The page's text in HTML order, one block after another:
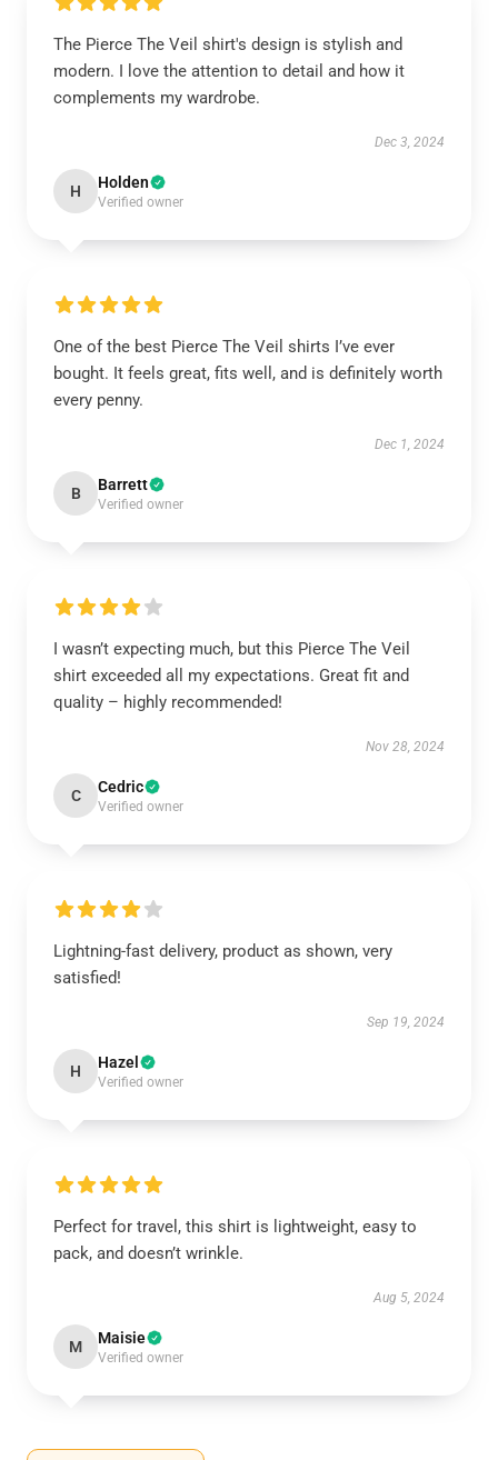
The Pierce The Veil shirt's design is stylish and
modern. I love the attention to detail and how it
complements my wardrobe.
Dec 3, 2024
H Holden
Verified owner
One of the best Pierce The Veil shirts I’ve ever
bought. It feels great, fits well, and is definitely worth
every penny.
Dec 1, 2024
B Barrett
Verified owner
I wasn’t expecting much, but this Pierce The Veil
shirt exceeded all my expectations. Great fit and
quality – highly recommended!
Nov 28, 2024
C Cedric
Verified owner
Lightning-fast delivery, product as shown, very
satisfied!
Sep 19, 2024
H Hazel
Verified owner
Perfect for travel, this shirt is lightweight, easy to
pack, and doesn’t wrinkle.
Aug 5, 2024
M Maisie
Verified owner